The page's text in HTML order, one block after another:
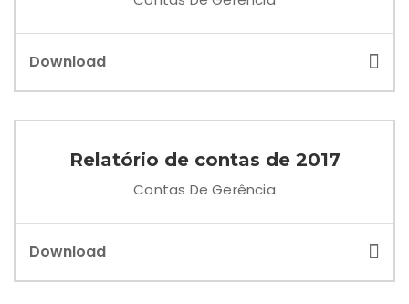
Download
Relatório de contas de 2017
Contas De Gerência
Download